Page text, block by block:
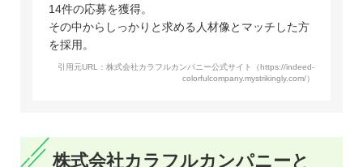
14件の応募を獲得。
その中からしっかりと求める人材像とマッチした方
を採用。
引用元URL：株式会社カラフルカンパニー公式サイト（https://indeed-
colorfulcompany.mystrikingly.com/）
株式会社カラフルカンパニーと